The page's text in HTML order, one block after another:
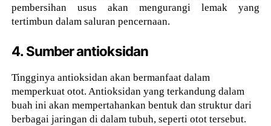
pembersihan usus akan mengurangi lemak yang
tertimbun dalam saluran pencernaan.
4. Sumber antioksidan
Tingginya antioksidan akan bermanfaat dalam
memperkuat otot. Antioksidan yang terkandung dalam
buah ini akan mempertahankan bentuk dan struktur dari
berbagai jaringan di dalam tubuh, seperti otot tersebut.